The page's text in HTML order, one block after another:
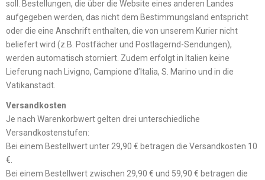
soll. Bestellungen, die über die Website eines anderen Landes
aufgegeben werden, das nicht dem Bestimmungsland entspricht
oder die eine Anschrift enthalten, die von unserem Kurier nicht
beliefert wird (z.B. Postfächer und Postlagernd-Sendungen),
werden automatisch storniert. Zudem erfolgt in Italien keine
Lieferung nach Livigno, Campione d’Italia, S. Marino und in die
Vatikanstadt.
Versandkosten
Je nach Warenkorbwert gelten drei unterschiedliche
Versandkostenstufen:
Bei einem Bestellwert unter 29,90 € betragen die Versandkosten 10
€.
Bei einem Bestellwert zwischen 29,90 € und 59,90 € betragen die